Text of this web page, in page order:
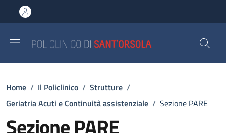
al contenuto principale
to footer content
Briciole di pane
Home / Il Policlinico / Strutture /
Geriatria Acuti e Continuità assistenziale / Sezione PARE